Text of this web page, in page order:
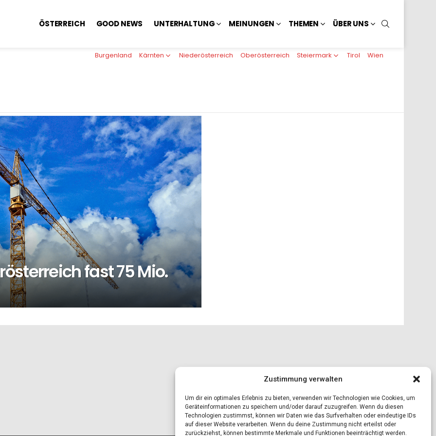
Zustimmung verwalten
Um dir ein optimales Erlebnis zu bieten, verwenden wir Technologien wie Cookies, um
Geräteinformationen zu speichern und/oder darauf zuzugreifen. Wenn du diesen
Technologien zustimmst, können wir Daten wie das Surfverhalten oder eindeutige IDs
auf dieser Website verarbeiten. Wenn du deine Zustimmung nicht erteilst oder
zurückziehst, können bestimmte Merkmale und Funktionen beeinträchtigt werden.
ÖSTERREICH GOOD NEWS UNTERHALTUNG MEINUNGEN THEMEN ÜBER UNS
Burgenland Kärnten Niederösterreich Oberösterreich Steiermark Tirol Wien
fast 75 Mio.